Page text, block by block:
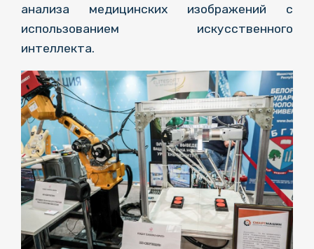
анализа медицинских изображений с
использованием искусственного
интеллекта.